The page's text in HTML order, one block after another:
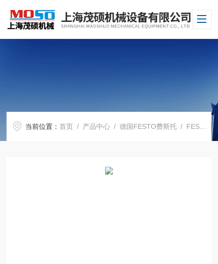
当前位置：首页 / 产品中心 /德国FESTO费斯托 / FESTO电磁阀